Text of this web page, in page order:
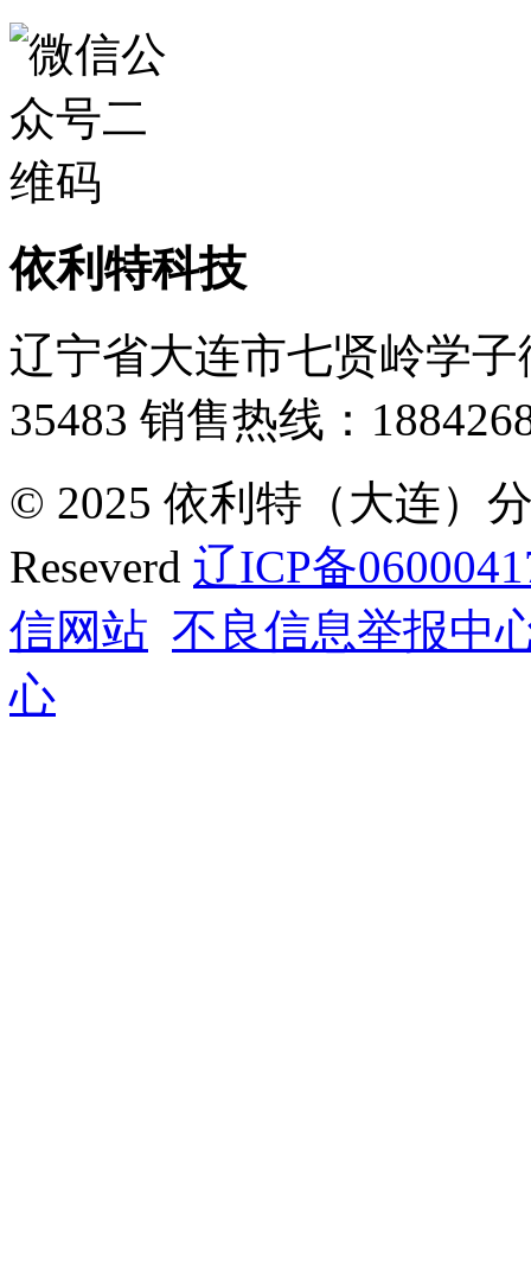
依利特科技
辽宁省大连市七贤岭学子
35483 销售热线：
© 2025 依利特（大连）
Reseverd 辽ICP备
信网站 不良信息举报中
心